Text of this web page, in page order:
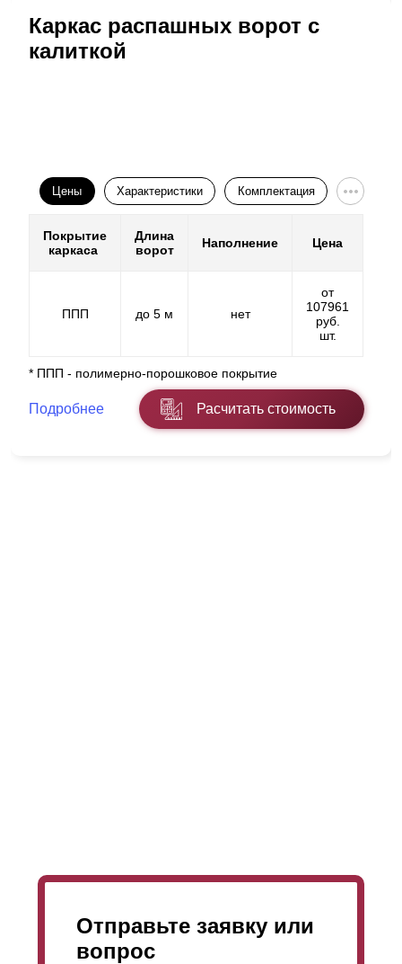
Каркас распашных ворот с
калиткой
Цены Характеристики Комплектация
Покрытие
каркаса
Длина
ворот
Наполнение Цена
ППП до 5 м нет
от
107961
руб.
шт.
* ППП - полимерно-порошковое покрытие
Подробнее Расчитать стоимость
Отправьте заявку или
вопрос